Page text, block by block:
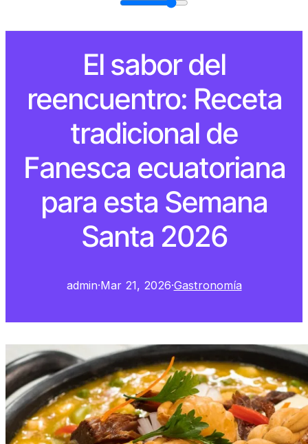
El sabor del
reencuentro: Receta
tradicional de
Fanesca ecuatoriana
para esta Semana
Santa 2026
admin·Mar 21, 2026·Gastronomía